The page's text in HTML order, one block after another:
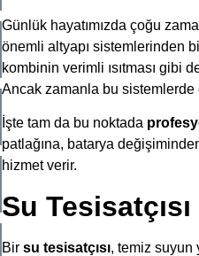
Günlük hayatımızda çoğu
önemli altyapı sistemlerinden
kombinin verimli ısıtması gibi
Ancak zamanla bu
İşte tam da bu noktada
patlağına, batarya
hizmet verir.
Su
Bir su tesisatçısı, temiz suyun